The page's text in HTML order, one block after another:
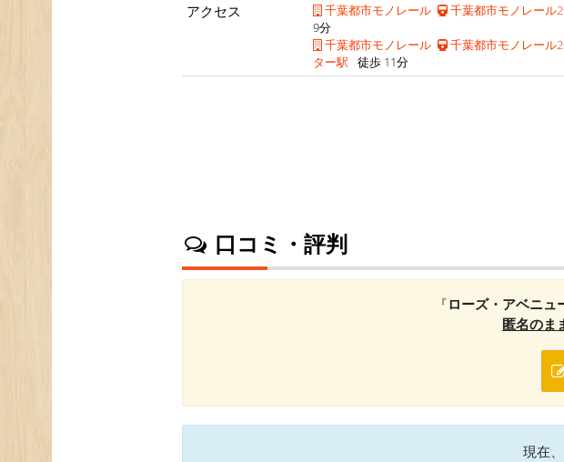
アクセス
千葉都市モノレール 千葉都市モノレール
9分
千葉都市モノレール
千葉都市モノレール
ター駅 徒歩 11分
口コミ・評判
『ローズ・アベニュ
匿名のま
現在